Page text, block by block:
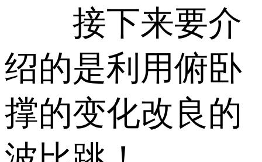
接下来要介
绍的是利用俯卧
撑的变化改良的